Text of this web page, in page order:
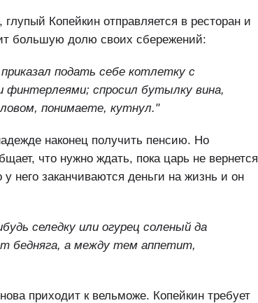
Копейкин отправляется в ресторан и
большую долю своих сбережений:
подать себе котлетку с
финтерлеями; спросил бутылку вина,
понимаете, кутнул."
наконец получить пенсию. Но
что нужно ждать, пока царь не вернется
него заканчиваются деньги на жизнь и он
селедку или огурец соленый да
бедняга, а между тем аппетит,
приходит к вельможе. Копейкин требует